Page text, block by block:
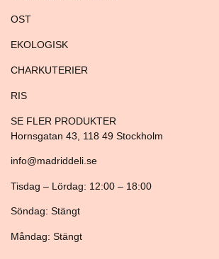
OST
EKOLOGISK
CHARKUTERIER
RIS
SE FLER PRODUKTER
Hornsgatan 43, 118 49 Stockholm
info@madriddeli.se
Tisdag – Lördag: 12:00 – 18:00
Söndag: Stängt
Måndag: Stängt